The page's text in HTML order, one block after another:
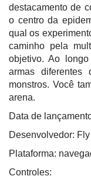
destacamento de
o centro da
qual os
caminho pela
objetivo. Ao
armas
monstros. Você
arena.
Data de
Desenvolvedor:
Plataforma:
Controles: